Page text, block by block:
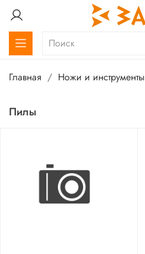
Главная Ножи и инструменты
Пилы